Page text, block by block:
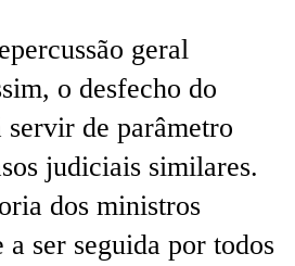
geral
o desfecho do
servir de parâmetro
judiciais similares.
dos ministros
a ser seguida por todos